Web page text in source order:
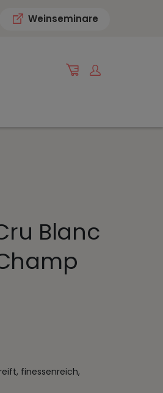
Weinseminare
Blanc
finessenreich,